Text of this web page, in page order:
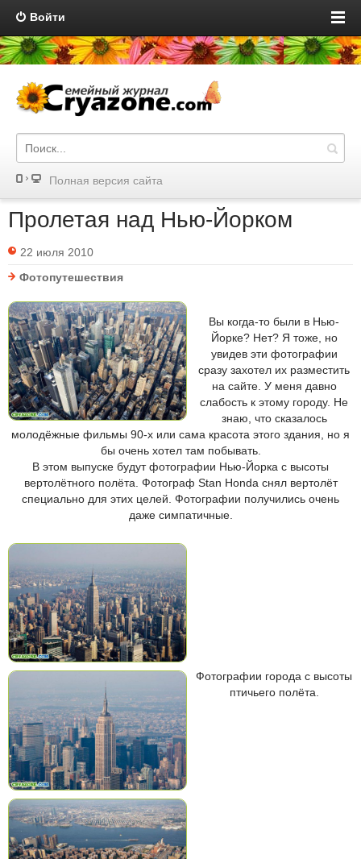
Войти
Полная версия сайта
Пролетая над Нью-Йорком
22 июля 2010
Фотопутешествия
Вы когда-то были в Нью-
Йорке? Нет? Я тоже, но
увидев эти фотографии
сразу захотел их разместить
на сайте. У меня давно
слабость к этому городу. Не
знаю, что сказалось
молодёжные фильмы 90-х или сама красота этого здания, но я
бы очень хотел там побывать.
В этом выпуске будут фотографии Нью-Йорка с высоты
вертолётного полёта. Фотограф Stan Honda снял вертолёт
специально для этих целей. Фотографии получились очень
даже симпатичные.
Фотографии города с высоты
птичьего полёта.